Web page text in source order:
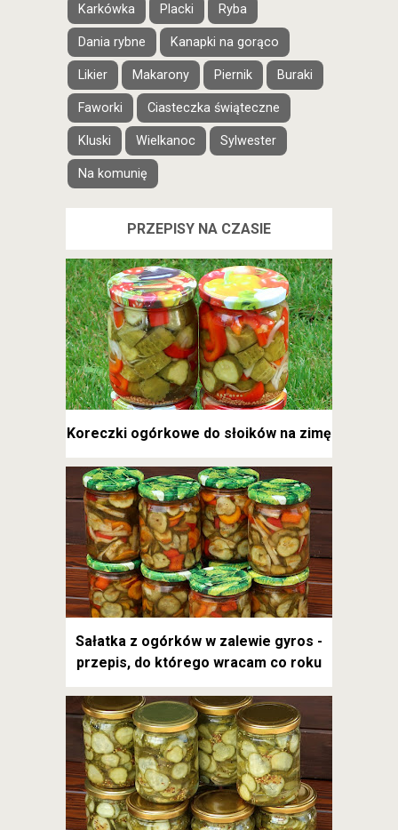
Karkówka Placki Ryba
Dania rybne Kanapki na gorąco
Likier Makarony Piernik Buraki
Faworki Ciasteczka świąteczne
Kluski Wielkanoc Sylwester
Na komunię
PRZEPISY NA CZASIE
Koreczki ogórkowe do słoików na zimę
Sałatka z ogórków w zalewie gyros -
przepis, do którego wracam co roku